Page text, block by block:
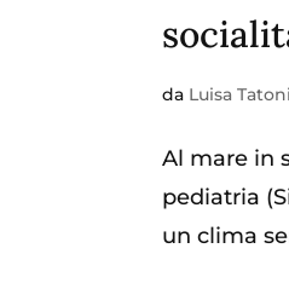
da Luisa Tatoni
Al mare in
pediatria
un clima